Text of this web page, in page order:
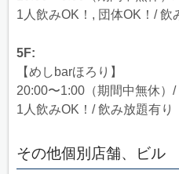
1人飲みOK！, 団体OK！/ 飲
5F:
【めしbarほろり】
20:00〜1:00（期間中無休）
1人飲みOK！/ 飲み放題有り
その他個別店舗、ビル